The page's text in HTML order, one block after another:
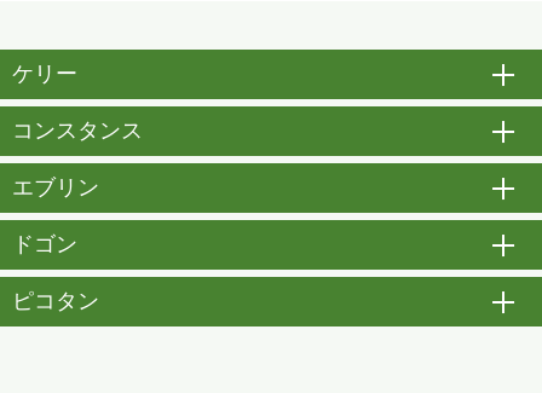
ケリー
コンスタンス
エブリン
ドゴン
ピコタン